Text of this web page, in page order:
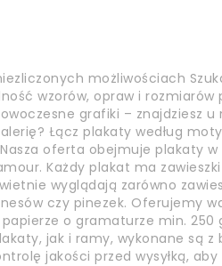
możliwościach
wzorów, opraw i
grafiki – znajdziesz
Łącz plakaty według
oferta obejmuje plakaty
Każdy plakat ma
wyglądają zarówno
czy pinezek. Oferujemy
o gramaturze min. 250
jak i ramy, wykonane są
jakości przed wysyłką,